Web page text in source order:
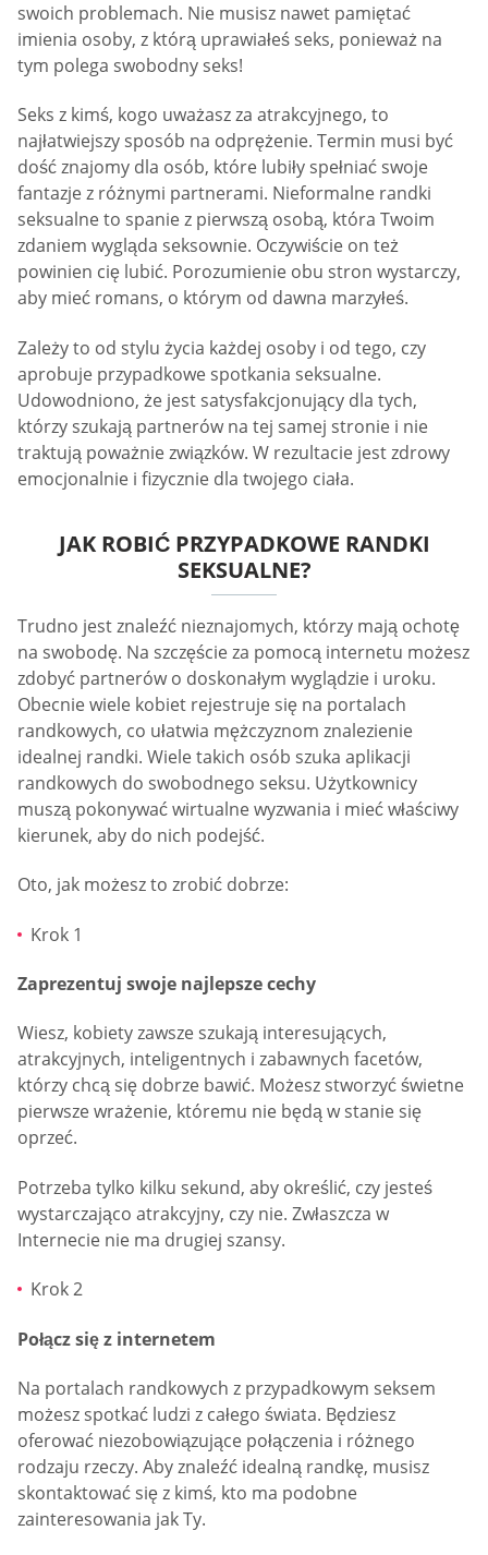
swoich problemach. Nie musisz nawet pamiętać
imienia osoby, z którą uprawiałeś seks, ponieważ na
tym polega swobodny seks!
Seks z kimś, kogo uważasz za atrakcyjnego, to
najłatwiejszy sposób na odprężenie. Termin musi być
dość znajomy dla osób, które lubiły spełniać swoje
fantazje z różnymi partnerami. Nieformalne randki
seksualne to spanie z pierwszą osobą, która Twoim
zdaniem wygląda seksownie. Oczywiście on też
powinien cię lubić. Porozumienie obu stron wystarczy,
aby mieć romans, o którym od dawna marzyłeś.
Zależy to od stylu życia każdej osoby i od tego, czy
aprobuje przypadkowe spotkania seksualne.
Udowodniono, że jest satysfakcjonujący dla tych,
którzy szukają partnerów na tej samej stronie i nie
traktują poważnie związków. W rezultacie jest zdrowy
emocjonalnie i fizycznie dla twojego ciała.
JAK ROBIĆ PRZYPADKOWE RANDKI
SEKSUALNE?
Trudno jest znaleźć nieznajomych, którzy mają ochotę
na swobodę. Na szczęście za pomocą internetu możesz
zdobyć partnerów o doskonałym wyglądzie i uroku.
Obecnie wiele kobiet rejestruje się na portalach
randkowych, co ułatwia mężczyznom znalezienie
idealnej randki. Wiele takich osób szuka aplikacji
randkowych do swobodnego seksu. Użytkownicy
muszą pokonywać wirtualne wyzwania i mieć właściwy
kierunek, aby do nich podejść.
Oto, jak możesz to zrobić dobrze:
Krok 1
Zaprezentuj swoje najlepsze cechy
Wiesz, kobiety zawsze szukają interesujących,
atrakcyjnych, inteligentnych i zabawnych facetów,
którzy chcą się dobrze bawić. Możesz stworzyć świetne
pierwsze wrażenie, któremu nie będą w stanie się
oprzeć.
Potrzeba tylko kilku sekund, aby określić, czy jesteś
wystarczająco atrakcyjny, czy nie. Zwłaszcza w
Internecie nie ma drugiej szansy.
Krok 2
Połącz się z internetem
Na portalach randkowych z przypadkowym seksem
możesz spotkać ludzi z całego świata. Będziesz
oferować niezobowiązujące połączenia i różnego
rodzaju rzeczy. Aby znaleźć idealną randkę, musisz
skontaktować się z kimś, kto ma podobne
zainteresowania jak Ty.